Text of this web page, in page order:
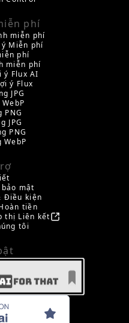
phí
miễn phí
Miễn phí
phí
miễn phí
ý Flux AI
ý Flux
JPG
WebP
PNG
JPG
PNG
WebP
mật
Điều kiện
tiền
thị Liên kết
tôi